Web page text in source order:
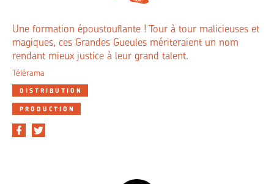
Une formation époustouflante ! Tour à tour malicieuses et
magiques, ces Grandes Gueules mériteraient un nom
rendant mieux justice à leur grand talent.
Télérama
DISTRIBUTION
PRODUCTION